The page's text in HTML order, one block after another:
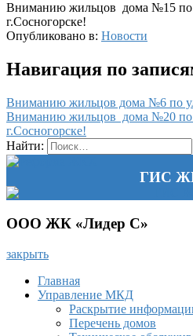
Вниманию жильцов дома №15 по
г.Сосногорске!
Опубликовано в: Новости
Навигация по
Вниманию жильцов дома №6 по
Вниманию жильцов дома №20 по
г.Сосногорске!
Найти:
ГИС
ООО ЖК «Лидер С»
закрыть
Главная
Управление МКД
Раскрытие
Перечень домов